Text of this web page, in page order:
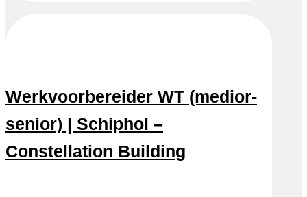
Werkvoorbereider WT (medior-
senior) | Schiphol –
Constellation Building